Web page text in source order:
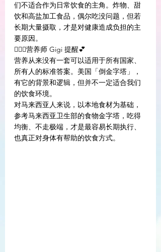
们不适合作为日常饮食的主角。炸物、甜
饮和高盐加工食品，偶尔吃没问题，但若
长期大量摄取，才是对健康造成负担的主
要原因。
👩🏻‍⚕️营养师 Gigi 提醒💕
营养从来没有一套可以适用于所有国家、
所有人的标准答案。美国「倒金字塔」，
有它的背景和逻辑，但并不一定适合我们
的饮食环境。
对马来西亚人来说，以本地食材为基础，
参考马来西亚卫生部的食物金字塔，吃得
均衡、不走极端，才是最容易长期执行、
也真正对身体有帮助的饮食方式。